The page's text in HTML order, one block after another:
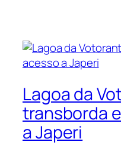
Lagoa da
transborda
a Japeri